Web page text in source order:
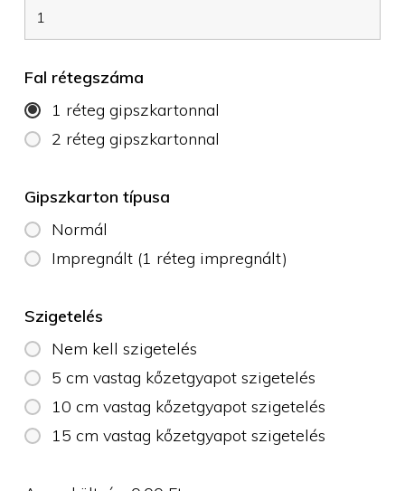
Fal rétegszáma
1 réteg gipszkartonnal
2 réteg gipszkartonnal
Gipszkarton típusa
Normál
Impregnált (1 réteg impregnált)
Szigetelés
Nem kell szigetelés
5 cm vastag kőzetgyapot szigetelés
10 cm vastag kőzetgyapot szigetelés
15 cm vastag kőzetgyapot szigetelés